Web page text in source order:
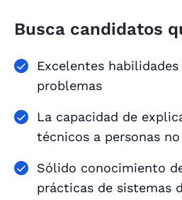
Busca candidatos
Excelentes
problemas
La capacidad de
técnicos a personas
Sólido conocimiento
prácticas de sistemas